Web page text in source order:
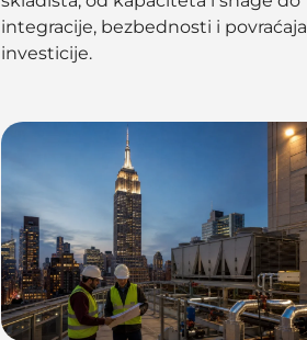
integracije, bezbednosti i povraćaja
investicije.